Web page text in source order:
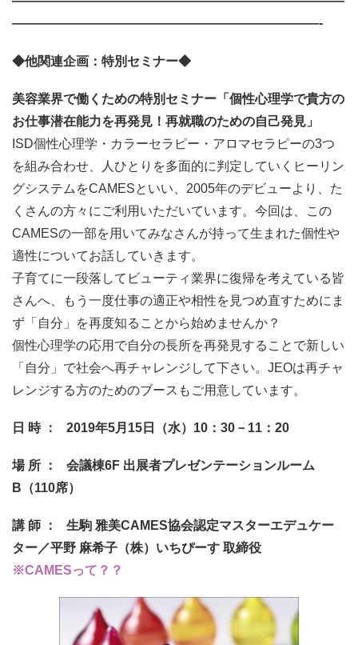
————————————————————————-
◆他関連企画：特別セミナー◆
美容業界で働くための特別セミナー「個性心理学で貴方の
お仕事潜在能力を再発見！再就職のための自己発見」
ISD個性心理学・カラーセラピー・アロマセラピーの3つ
を組み合わせ、人ひとりを多面的に判定していくヒーリン
グシステムをCAMESといい、2005年のデビューより、た
くさんの方々にご利用いただいています。今回は、この
CAMESの一部を用いてみなさんが持って生まれた個性や
適性についてお話していきます。
子育てに一段落してビューティ業界に復帰を考えている皆
さんへ、もう一度仕事の適正や相性を見つめ直すためにま
ず「自分」を再度知ることから始めませんか？
個性心理学の応用で自分の長所を再発見することで新しい
「自分」で社会へ再チャレンジして下さい。JEOは再チャ
レンジする方のためのブースもご用意しています。
日 時 ： 2019年5月15日（水）10：30－11：20
場 所 ： 会議棟6F 出展者プレゼンテーションルーム
B（110席）
講 師 ： 生駒 雅美CAMES協会認定マスターエデュケー
ター／平野 麻希子（株）いちぴーす 取締役
※CAMESって？？